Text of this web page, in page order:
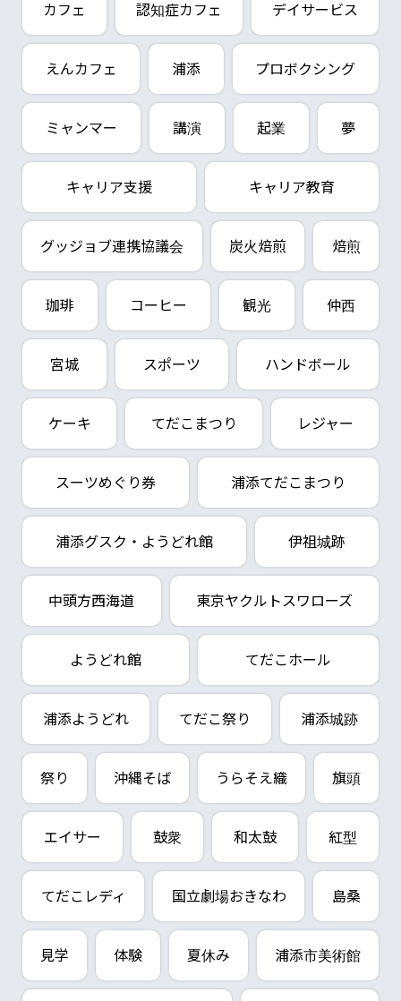
カフェ 認知症カフェ デイサービス
えんカフェ 浦添 プロボクシング
ミャンマー 講演 起業 夢
キャリア支援 キャリア教育
グッジョブ連携協議会 炭火焙煎 焙煎
珈琲 コーヒー 観光 仲西
宮城 スポーツ ハンドボール
ケーキ てだこまつり レジャー
スーツめぐり券 浦添てだこまつり
浦添グスク・ようどれ館 伊祖城跡
中頭方西海道 東京ヤクルトスワローズ
ようどれ館 てだこホール
浦添ようどれ てだこ祭り 浦添城跡
祭り 沖縄そば うらそえ織 旗頭
エイサー 鼓衆 和太鼓 紅型
てだこレディ 国立劇場おきなわ 島桑
見学 体験 夏休み 浦添市美術館